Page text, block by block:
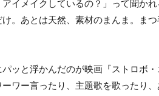
イメイクしているの？」って聞か
。あとは天然、素材のまんま。ま
パッと浮かんだのが映画『ストロボ
ワー言ったり、主題歌を歌ったり